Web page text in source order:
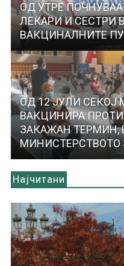
ОД УТРЕ
ЛЕКАРИ И СЕСТРИ
ВАКЦИНАЛНИТЕ
ОД 12 ЈУЛИ СЕКОЈ
ВАКЦИНИРА
ЗАКАЖАН ТЕРМИН,
МИНИСТЕРСТВОТО
Најчитани